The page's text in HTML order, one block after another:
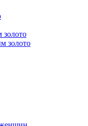
золото
золото